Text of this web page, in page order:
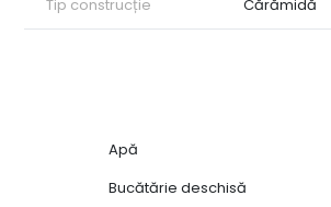
Tip construcție Cărămidă
Apă
Bucătărie deschisă